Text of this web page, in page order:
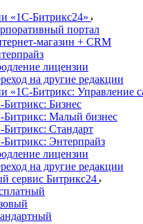
«1С-Битрикс24»
портал
магазин + CRM
лицензии
на другие редакции
«1С-Битрикс: Управление
Битрикс: Бизнес
Битрикс: Малый бизнес
Битрикс: Стандарт
Битрикс: Энтерпрайз
лицензии
на другие редакции
сервис Битрикс24